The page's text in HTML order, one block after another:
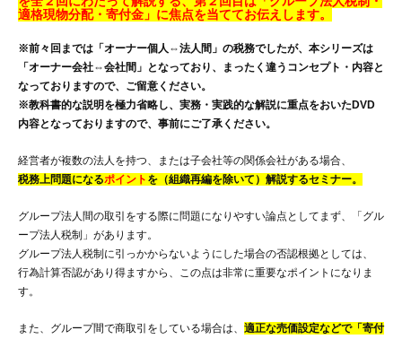
適格現物分配・寄付金」に焦点を当ててお伝えします。
※前々回までは「オーナー個人⇔法人間」の税務でしたが、本シリーズは
「オーナー会社⇔会社間」となっており、まったく違うコンセプト・内容と
なっておりますので、ご留意ください。
※教科書的な説明を極力省略し、実務・実践的な解説に重点をおいたDVD
内容となっておりますので、事前にご了承ください。
経営者が複数の法人を持つ、または子会社等の関係会社がある場合、
税務上問題になるポイント を（組織再編を除いて）解説するセミナー。
グループ法人間の取引をする際に問題になりやすい論点としてまず、「グル
ープ法人税制」があります。
グループ法人税制に引っかからないようにした場合の否認根拠としては、
行為計算否認があり得ますから、この点は非常に重要なポイントになりま
す。
また、グループ間で商取引をしている場合は、 適正な売価設定などで「寄付